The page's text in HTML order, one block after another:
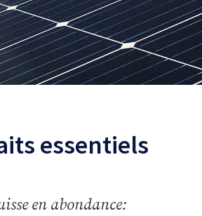
essentiels
en abondance: